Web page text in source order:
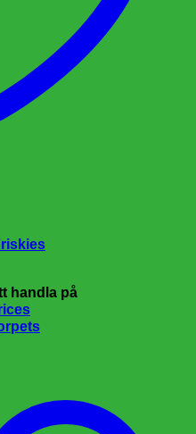
handla på